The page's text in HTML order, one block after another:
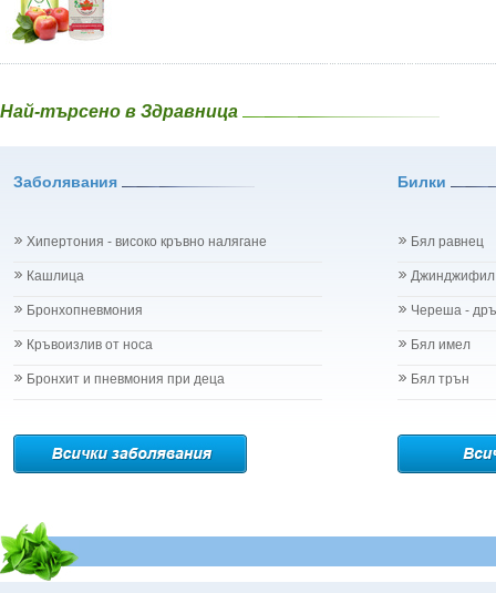
Най-търсено в Здравница
Заболявания Билки
Хипертония - високо кръвно налягане
Кашлица
Бронхопневмония
Кръвоизлив от носа
Бронхит и пневмония при деца
Бял равнец
Джинджифил
Череша -
Бял имел
Бял трън